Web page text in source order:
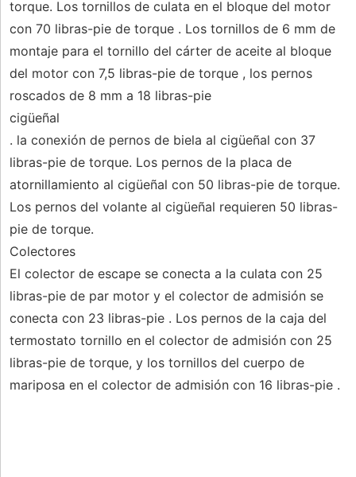
torque. Los tornillos de culata en el bloque del motor
con 70 libras-pie de torque . Los tornillos de 6 mm de
montaje para el tornillo del cárter de aceite al bloque
del motor con 7,5 libras-pie de torque , los pernos
roscados de 8 mm a 18 libras-pie
cigüeñal
. la conexión de pernos de biela al cigüeñal con 37
libras-pie de torque. Los pernos de la placa de
atornillamiento al cigüeñal con 50 libras-pie de torque.
Los pernos del volante al cigüeñal requieren 50 libras-
pie de torque.
Colectores
El colector de escape se conecta a la culata con 25
libras-pie de par motor y el colector de admisión se
conecta con 23 libras-pie . Los pernos de la caja del
termostato tornillo en el colector de admisión con 25
libras-pie de torque, y los tornillos del cuerpo de
mariposa en el colector de admisión con 16 libras-pie .